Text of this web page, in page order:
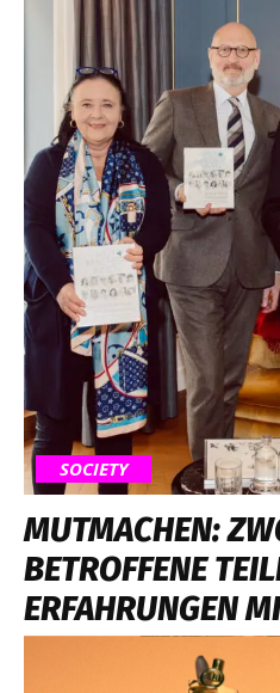
SOCIETY
MUTMACHEN:
BETROFFENE
ERFAHRUNGEN